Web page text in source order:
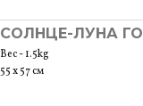
Вес - 1.5kg
55 x 57 см